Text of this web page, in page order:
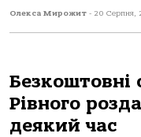
Олекса Мирожит - 20 Серпня,
Безкоштовні
Рівного
деякий час